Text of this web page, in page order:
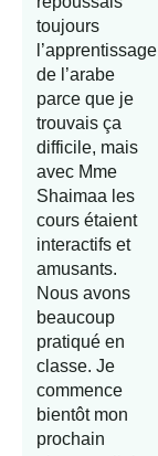
toujours
l’apprentissage
de l’arabe
parce que je
trouvais ça
difficile, mais
avec Mme
Shaimaa les
cours étaient
interactifs et
amusants.
Nous avons
beaucoup
pratiqué en
classe. Je
commence
bientôt mon
prochain